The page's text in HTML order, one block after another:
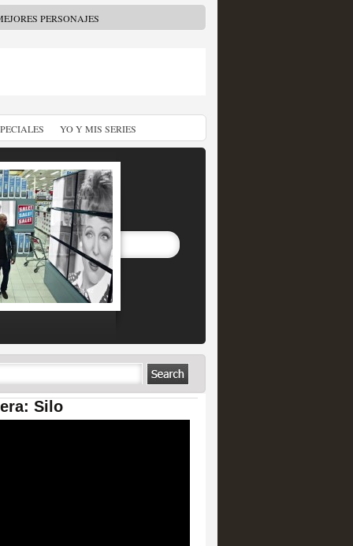
PERSONAJES
YO Y MIS SERIES
Silo